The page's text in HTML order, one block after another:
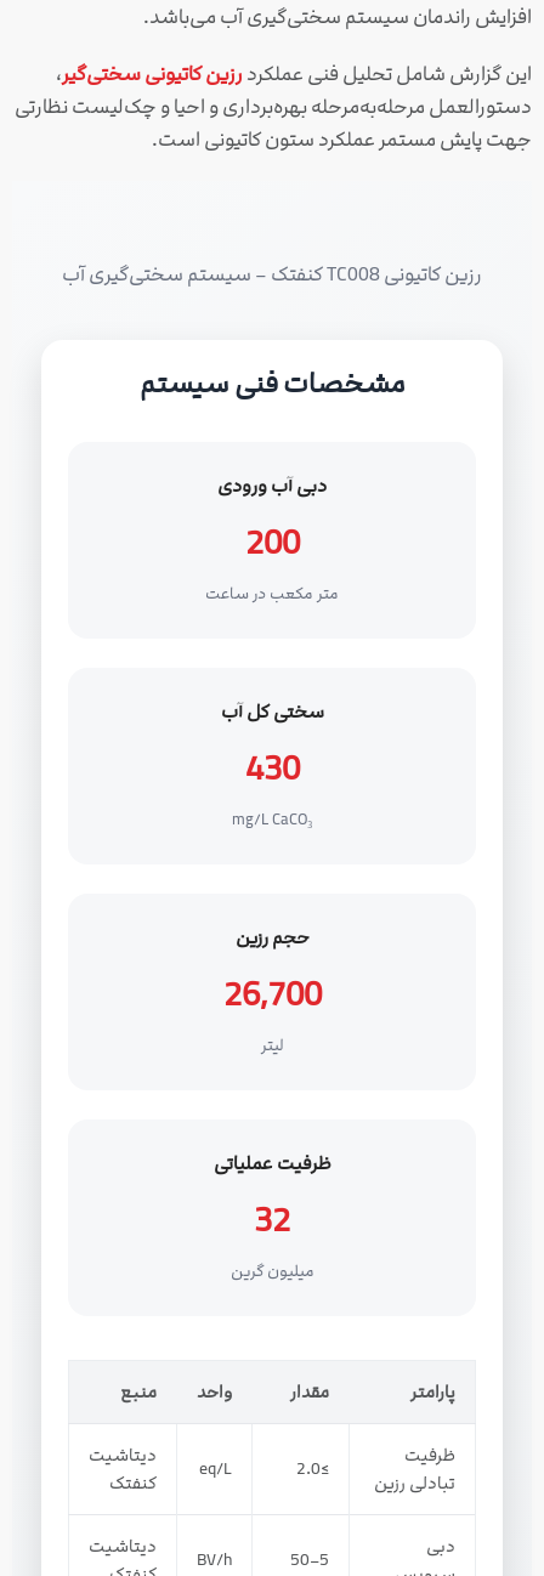
افزایش راندمان سیستم سختی‌گیری آب می‌باشد.
این گزارش شامل تحلیل فنی عملکرد رزین کاتیونی سختی‌گیر،
دستورالعمل مرحله‌به‌مرحله بهره‌برداری و احیا و چک‌لیست نظارتی
جهت پایش مستمر عملکرد ستون کاتیونی است.
رزین کاتیونی TC008 کنفتک – سیستم سختی‌گیری آب
مشخصات فنی سیستم
دبی آب ورودی
200
متر مکعب در ساعت
سختی کل آب
430
mg/L CaCO₃
حجم رزین
26,700
لیتر
ظرفیت عملیاتی
32
میلیون گرین
پارامتر مقدار واحد منبع
ظرفیت
تبادلی رزین
≥2.0
eq/L
دیتاشیت
کنفتک
دبی
5–50
BV/h
دیتاشیت